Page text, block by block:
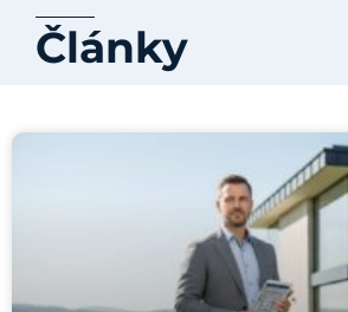
Články